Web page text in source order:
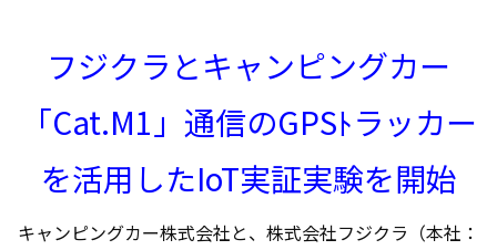
フジクラとキャンピングカー
「Cat.M1」通信のGPSﾄラッカー
を活用したIoT実証実験を開始
キャンピングカー株式会社と、株式会社フジクラ（本社：